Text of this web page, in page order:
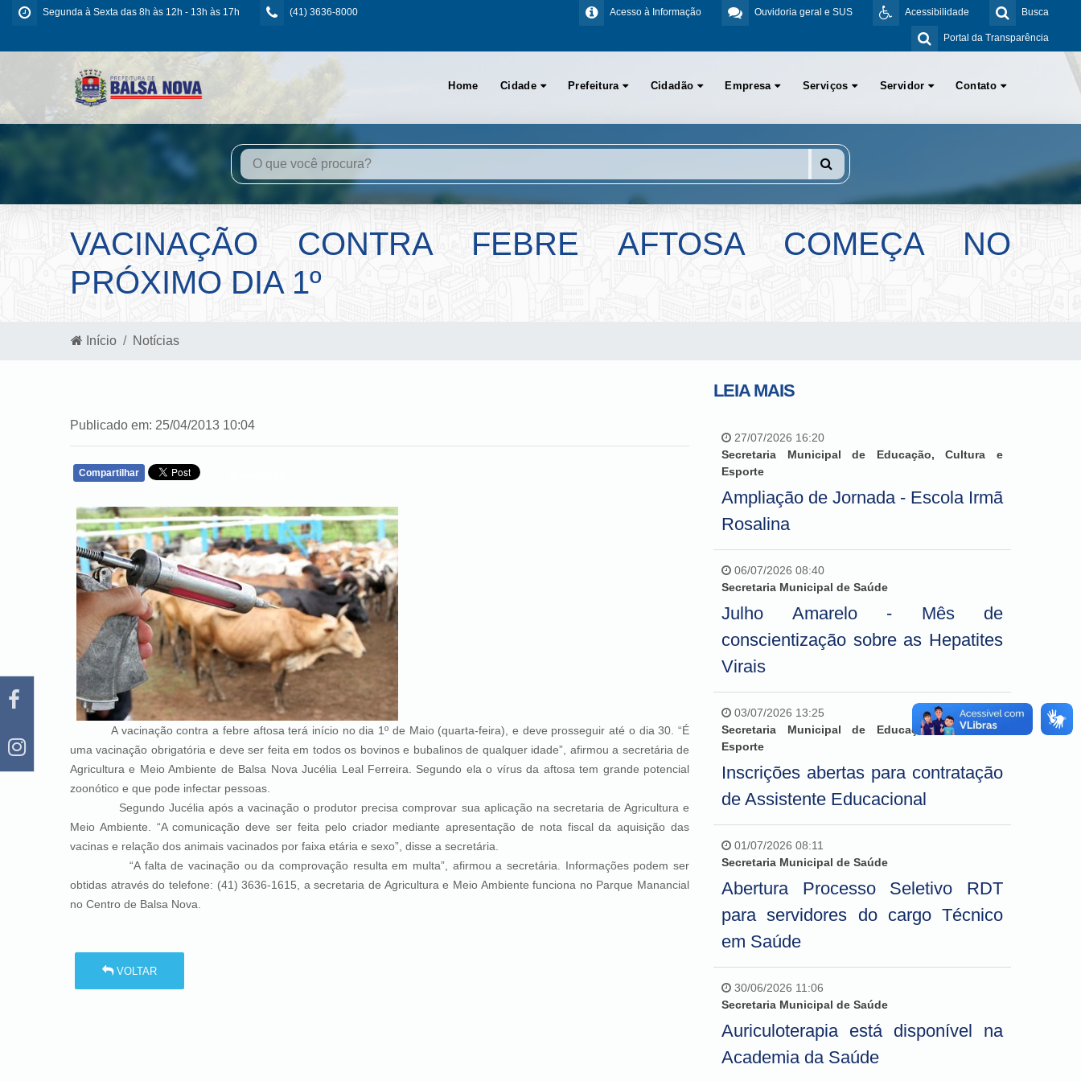
Segunda à Sexta das 8h às 12h - 13h às 17h (41) 3636-8000 Busca
Acessibilidade
Ouvidoria geral e SUS
Acesso à Informação
Portal da Transparência
Home Cidade Prefeitura Cidadão Empresa Serviços Servidor Contato
VACINAÇÃO CONTRA FEBRE AFTOSA COMEÇA NO
PRÓXIMO DIA 1º
Início Notícias
Publicado em: 25/04/2013 10:04
Compartilhar
A vacinação contra a febre aftosa terá início no dia 1º de Maio (quarta-feira), e deve prosseguir até o dia 30. “É
uma vacinação obrigatória e deve ser feita em todos os bovinos e bubalinos de qualquer idade”, afirmou a secretária de
Agricultura e Meio Ambiente de Balsa Nova Jucélia Leal Ferreira. Segundo ela o vírus da aftosa tem grande potencial
zoonótico e que pode infectar pessoas.
Segundo Jucélia após a vacinação o produtor precisa comprovar sua aplicação na secretaria de Agricultura e
Meio Ambiente. “A comunicação deve ser feita pelo criador mediante apresentação de nota fiscal da aquisição das
vacinas e relação dos animais vacinados por faixa etária e sexo”, disse a secretária.
“A falta de vacinação ou da comprovação resulta em multa”, afirmou a secretária. Informações podem ser
obtidas através do telefone: (41) 3636-1615, a secretaria de Agricultura e Meio Ambiente funciona no Parque Manancial
no Centro de Balsa Nova.
VOLTAR
LEIA MAIS
27/07/2026 16:20
Secretaria Municipal de Educação, Cultura e
Esporte
Ampliação de Jornada - Escola Irmã
Rosalina
06/07/2026 08:40
Secretaria Municipal de Saúde
Julho Amarelo - Mês de
conscientização sobre as Hepatites
Virais
03/07/2026 13:25
Secretaria Municipal de Educação, Cultura e
Esporte
Inscrições abertas para contratação
de Assistente Educacional
01/07/2026 08:11
Secretaria Municipal de Saúde
Abertura Processo Seletivo RDT
para servidores do cargo Técnico
em Saúde
30/06/2026 11:06
Secretaria Municipal de Saúde
Auriculoterapia está disponível na
Academia da Saúde